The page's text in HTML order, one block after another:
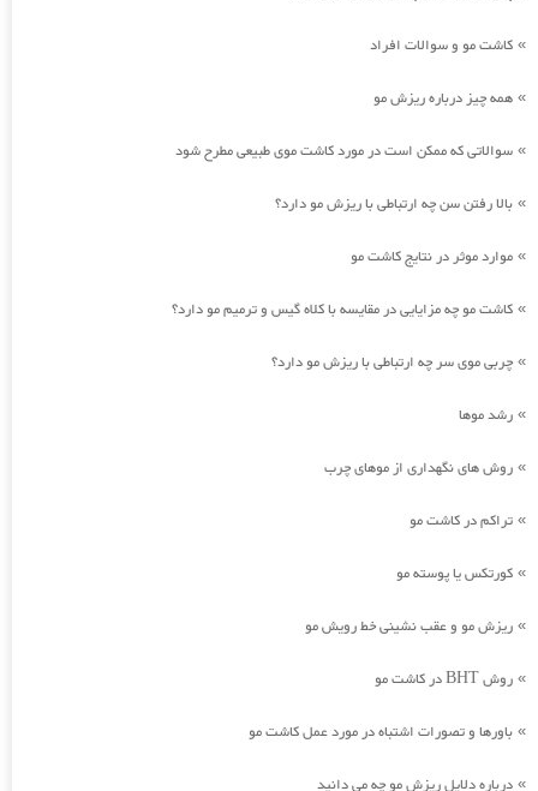
» کاشت مو و سوالات افراد
» همه چیز درباره ریزش مو
» سوالاتی که ممکن است در مورد کاشت موی طبیعی مطرح شود
» بالا رفتن سن چه ارتباطی با ریزش مو دارد؟
» موارد موثر در نتایج کاشت مو
» کاشت مو چه مزایایی در مقایسه با کلاه گیس و ترمیم مو دارد؟
» چربی موی سر چه ارتباطی با ریزش مو دارد؟
» رشد موها
» روش های نگهداری از موهای چرب
» تراکم در کاشت مو
» کورتکس یا پوسته مو
» ریزش مو و عقب نشینی خط رویش مو
» روش BHT در کاشت مو
» باورها و تصورات اشتباه در مورد عمل کاشت مو
» درباره دلایل ریزش مو چه می دانید